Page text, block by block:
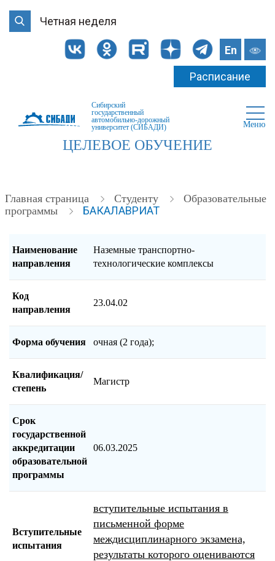
Четная неделя
En
Расписание
Сибирский
государственный
автомобильно-дорожный
университет (СИБАДИ)
Меню
ЦЕЛЕВОЕ ОБУЧЕНИЕ
Главная страница Студенту
Образовательные
программы
БАКАЛАВРИАТ
Наименование
направления
Наземные транспортно-
технологические комплексы
Код
направления
23.04.02
Форма обучения очная (2 года);
Квалификация/
степень
Магистр
Срок
государственной
аккредитации
образовательной
программы
06.03.2025
Вступительные
испытания
вступительные испытания в
письменной форме
междисциплинарного экзамена,
результаты которого оцениваются